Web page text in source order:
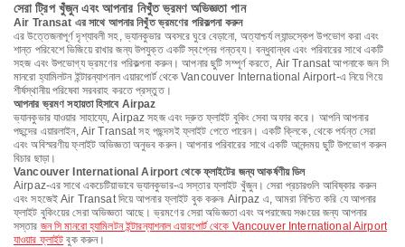
সেরা ট্রিপ খুঁজুন এবং আপনার নিখুঁত ভ্রমণ অভিজ্ঞতা পান
Air Transat এর সাথে আপনার নিখুঁত ভ্রমণের পরিকল্পনা করুন
এর উত্তেজনাপূর্ণ দৃশ্যাবলী সহ, ভ্যানকুভার অবসরে ঘুরে বেড়ানো, অত্যাশ্চর্য ল্যান্ডস্কেপ উপভোগ করা এবং
শান্ত পরিবেশে ভিজিয়ে রাখার জন্য উপযুক্ত একটি স্বপ্নের গন্তব্য। বন্ধুবান্ধব এবং পরিবারের সাথে একটি
সহজ এবং উপভোগ্য ভ্রমণের পরিকল্পনা করুন। আপনার ছুটি সম্পূর্ণ করতে, Air Transat আপনাকে জন সি
মানরো হ্যামিলটন ইন্টারন্যাশনাল এয়ারপোর্ট থেকে Vancouver International Airport-এ নিয়ে গিয়ে
শীর্ষস্থানীয় পরিষেবা সরবরাহ করতে প্রস্তুত।
আপনার ভ্রমণ সহায়তা হিসাবে Airpaz
ভ্যানকুভার যাওয়ার সাহায্যে, Airpaz সহজ এবং দ্রুত ফ্লাইট বুকিং সেবা অফার করে। আপনি আপনার
পছন্দের এয়ারলাইন, Air Transat সহ পছন্দসই ফ্লাইট পেতে পারেন। একটি ক্লিকে, থেকে পর্যন্ত সেরা
এবং অবিস্মরণীয় ফ্লাইট অভিজ্ঞতা অনুভব করুন। আপনার পরিবারের সাথে একটি আনন্দময় ছুটি উপভোগ করুন
বিচার ছাড়া।
Vancouver International Airport থেকে ফ্লাইটের জন্য আকর্ষণীয় ডিল
Airpaz-এর সাথে একচেটিয়াভাবে ভ্যানকুভার-এ সস্তার ফ্লাইট খুঁজুন। সেরা প্রচারগুলি আবিষ্কার করুন
এবং সহজেই Air Transat দিয়ে আপনার ফ্লাইট বুক করুন৷ Airpaz এ, আমরা নিশ্চিত করি যে আপনার
ফ্লাইট বুকিংয়ের সেরা অভিজ্ঞতা আছে। ভ্রমণের সেরা অভিজ্ঞতা এবং অপরাজেয় সঞ্চয়ের জন্য আপনার
সস্তার জন সি মানরো হ্যামিলটন ইন্টারন্যাশনাল এয়ারপোর্ট থেকে Vancouver International Airport
যাওয়ার ফ্লাইট বুক করুন।